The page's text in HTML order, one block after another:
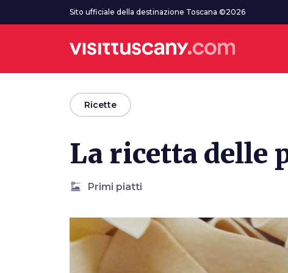
Vai al contenuto principaleSito ufficiale della destinazione Toscana ©2026
arrow_backRicette
La ricetta delle
dinner_dining Primi piatti